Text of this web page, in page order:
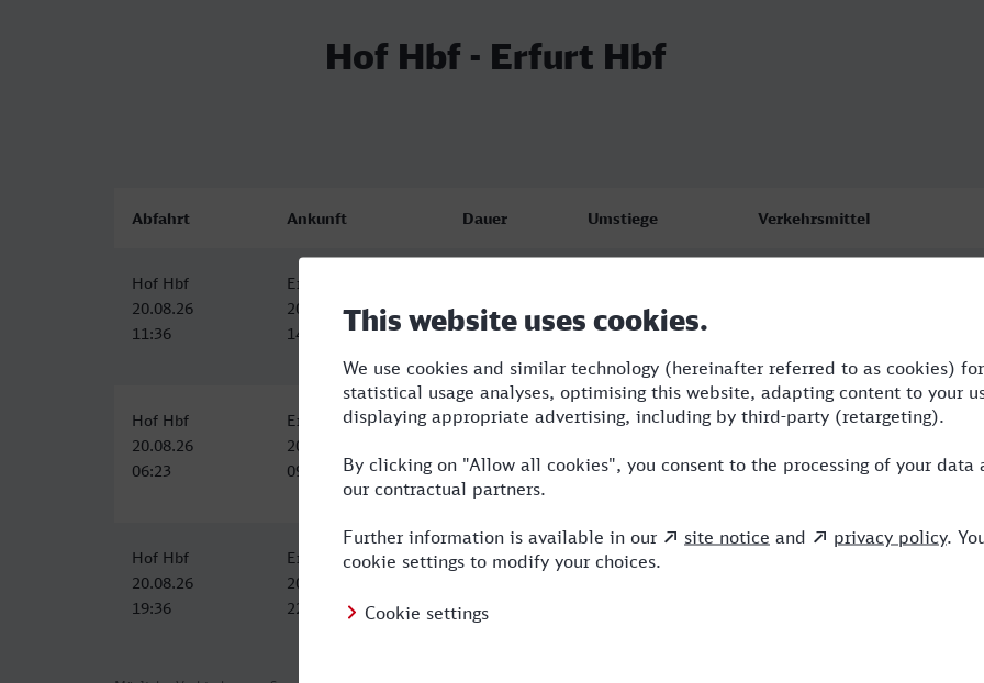
Hof Hbf - Erfurt Hbf
Abfahrt Ankunft Dauer Umstiege Verkehrsmittel
Hof Hbf
20.08.26
11:36
Erfurt Hbf
20.08.26
14:00
Hof Hbf
20.08.26
06:23
Erfurt Hbf
20.08.26
09:23
3:00 1 RE,ICE
Hof Hbf
20.08.26
19:36
Erfurt Hbf
20.08.26
22:38
3:02 1